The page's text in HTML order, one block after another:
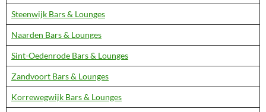
Steenwijk Bars & Lounges
Naarden Bars & Lounges
Sint-Oedenrode Bars & Lounges
Zandvoort Bars & Lounges
Korrewegwijk Bars & Lounges